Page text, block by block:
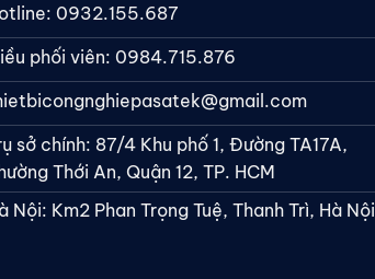
0932.155.687
phối viên: 0984.715.876
sở chính: 87/4 Khu phố 1, Đường TA17A,
Thới An, Quận 12, TP. HCM
Nội: Km2 Phan Trọng Tuệ, Thanh Trì, Hà Nội